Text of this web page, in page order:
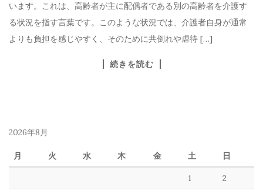
います。これは、高齢者が主に配偶者である別の高齢者を介護す
る状況を指す言葉です。このような状況では、介護者自身が通常
よりも負担を感じやすく、そのために共倒れや虐待 […]
続きを読む
2026年8月
月 火 水 木 金 土 日
1 2